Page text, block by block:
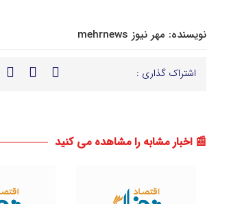
نویسنده: مهر نیوز mehrnews
اشتراک گذاری :
📰 اخبار مشابه را مشاهده می کنید